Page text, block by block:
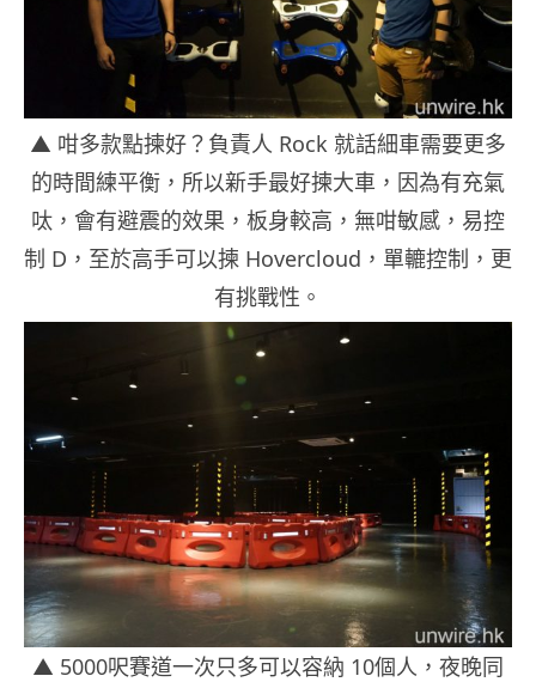
▲ 咁多款點揀好？負責人 Rock 就話細車需要更多
的時間練平衡，所以新手最好揀大車，因為有充氣
呔，會有避震的效果，板身較高，無咁敏感，易控
制 D，至於高手可以揀 Hovercloud，單轆控制，更
有挑戰性。
▲ 5000呎賽道一次只多可以容納 10個人，夜晚同